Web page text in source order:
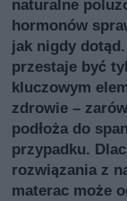
naturalne
hormonów
jak nigdy
przestaje być
kluczowym
zdrowie –
podłoża do
przypadku.
rozwiązania z
materac może